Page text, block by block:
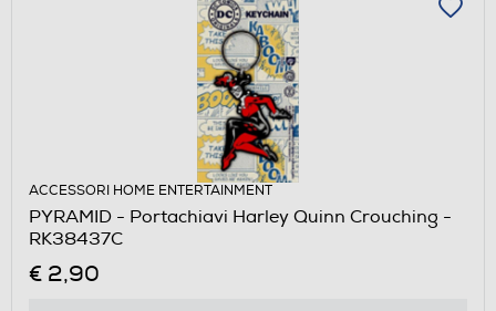
ACCESSORI HOME ENTERTAINMENT
PYRAMID - Portachiavi Harley Quinn Crouching -
RK38437C
€ 2,90